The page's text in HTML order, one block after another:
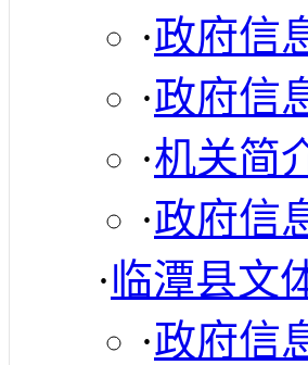
·政府信
·政府信
·机关简
·政府信
·临潭县文
·政府信